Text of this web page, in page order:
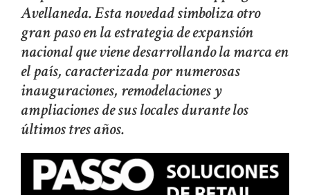
Avellaneda. Esta novedad simboliza otro
gran paso en la estrategia de expansión
nacional que viene desarrollando la marca en
el país, caracterizada por numerosas
inauguraciones, remodelaciones y
ampliaciones de sus locales durante los
últimos tres años.